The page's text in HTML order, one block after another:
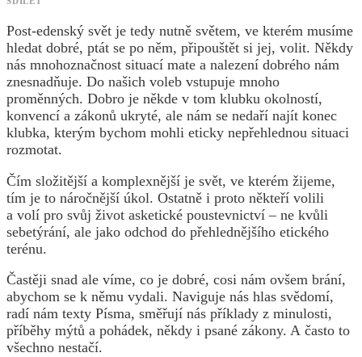
Post-edenský svět je tedy nutně světem, ve kterém musíme
hledat dobré, ptát se po něm, připouštět si jej, volit. Někdy
nás mnohoznačnost situací mate a nalezení dobrého nám
znesnadňuje. Do našich voleb vstupuje mnoho
proměnných. Dobro je někde v tom klubku okolností,
konvencí a zákonů ukryté, ale nám se nedaří najít konec
klubka, kterým bychom mohli eticky nepřehlednou situaci
rozmotat.
Čím složitější a komplexnější je svět, ve kterém žijeme,
tím je to náročnější úkol. Ostatně i proto někteří volili
a volí pro svůj život asketické poustevnictví – ne kvůli
sebetýrání, ale jako odchod do přehlednějšího etického
terénu.
Častěji snad ale víme, co je dobré, cosi nám ovšem brání,
abychom se k němu vydali. Naviguje nás hlas svědomí,
radí nám texty Písma, směřují nás příklady z minulosti,
příběhy mýtů a pohádek, někdy i psané zákony. A často to
všechno nestačí.